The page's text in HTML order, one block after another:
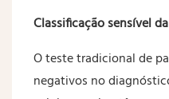
Classificação sensível
O teste tradicional de
negativos no